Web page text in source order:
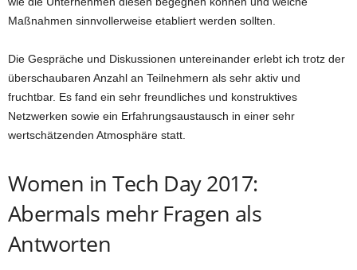
Maßnahmen sinnvollerweise etabliert werden sollten.
Die Gespräche und Diskussionen untereinander erlebt ich trotz der
überschaubaren Anzahl an Teilnehmern als sehr aktiv und
fruchtbar. Es fand ein sehr freundliches und konstruktives
Netzwerken sowie ein Erfahrungsaustausch in einer sehr
wertschätzenden Atmosphäre statt.
Women in Tech Day 2017:
Abermals mehr Fragen als
Antworten